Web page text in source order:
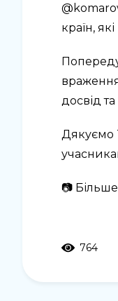
країн,
досвід
Дякуємо
📷
764